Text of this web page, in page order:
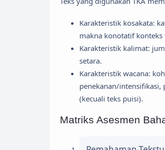
Karakteristik kosakata:
makna konotatif konteks
Karakteristik kalimat:
setara.
Karakteristik wacana:
penekanan/intensifikasi,
(kecuali teks puisi).
Matriks Asesmen